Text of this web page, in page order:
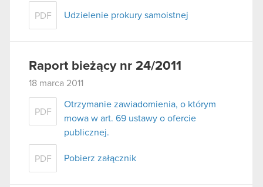
PDF Udzielenie prokury samoistnej
Raport bieżący nr 24/2011
18 marca 2011
PDF
Otrzymanie zawiadomienia, o którym
mowa w art. 69 ustawy o ofercie
publicznej.
PDF Pobierz załącznik